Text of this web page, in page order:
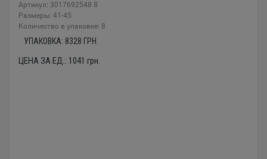
Артикул: 3017692548 8
Размеры: 41-45
Количество в упаковке: 8
УПАКОВКА: 8328 ГРН.
ЦЕНА ЗА ЕД.: 1041 грн.